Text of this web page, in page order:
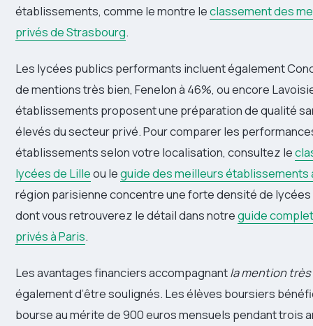
établissements, comme le montre leclassement des
privés de Strasbourg.
Les lycées publics performants incluent également
de mentions très bien, Fenelon à 46%, ou encore
établissements proposent une préparation de qualité
élevés du secteur privé. Pour comparer les
établissements selon votre localisation, consultez le
lycées de Lilleou leguide des meilleurs établissements
région parisienne concentre une forte densité de lycées
dont vous retrouverez le détail dans notreguide
privés à Paris.
Les avantages financiers accompagnantla mention
également d’être soulignés. Les élèves boursiers
bourse au mérite de 900 euros mensuels pendant trois